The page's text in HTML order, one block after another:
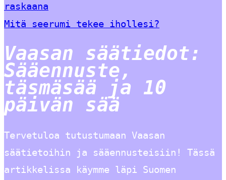
raskaana
Mitä seerumi tekee ihollesi?
Vaasan säätiedot:
Sääennuste,
täsmäsää ja 10
päivän sää
Tervetuloa tutustumaan Vaasan
säätietoihin ja sääennusteisiin! Tässä
artikkelissa käymme läpi Suomen